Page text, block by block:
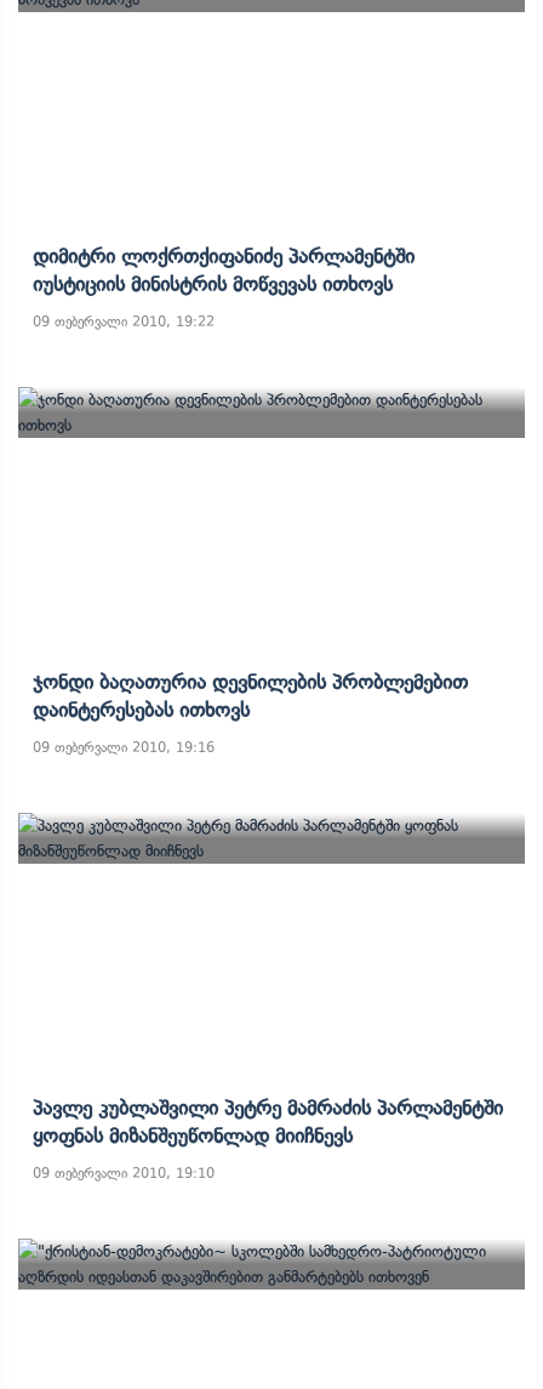
Დიმიტრი Ლოქრთქიფანიძე Პარლამენტში
Იუსტიციის Მინისტრის Მოწვევას Ითხოვს
09 თებერვალი 2010, 19:22
Ჯონდი Ბაღათურია Დევნილების Პრობლემებით
Დაინტერესებას Ითხოვს
09 თებერვალი 2010, 19:16
Პავლე Კუბლაშვილი Პეტრე Მამრაძის Პარლამენტში
Ყოფნას Მიზანშეუწონლად Მიიჩნევს
09 თებერვალი 2010, 19:10